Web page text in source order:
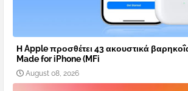
Η Apple προσθέτει 43 ακουστικά
Made for iPhone (MFi
August 08, 2026